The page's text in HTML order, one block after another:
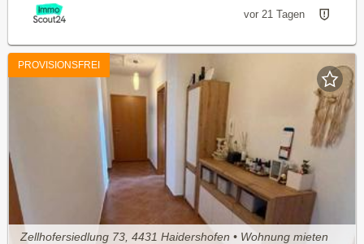
vor 21 Tagen
PROVISIONSFREI
Zellhofersiedlung 73, 4431 Haidershofen • Wohnung mieten